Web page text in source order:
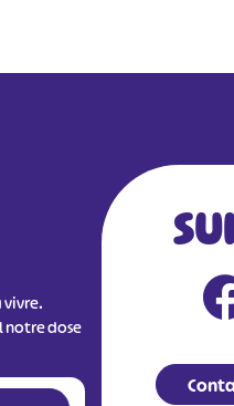
vivre.
notre dose